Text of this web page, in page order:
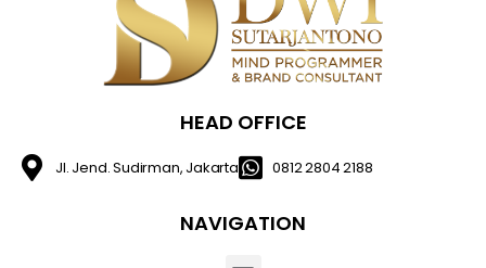
HEAD OFFICE
Jl. Jend. Sudirman, Jakarta 0812 2804 2188
NAVIGATION